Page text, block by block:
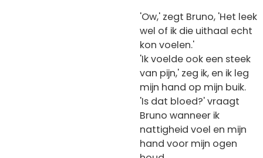
'Ow,' zegt Bruno, 'Het leek
wel of ik die uithaal echt
kon voelen.'
'Ik voelde ook een steek
van pijn,' zeg ik, en ik leg
mijn hand op mijn buik.
'Is dat bloed?' vraagt
Bruno wanneer ik
nattigheid voel en mijn
hand voor mijn ogen